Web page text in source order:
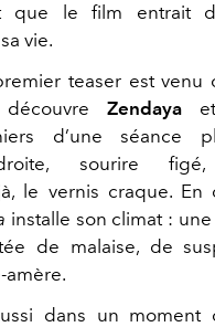
que le film entrait
vie.
teaser est venu
Zendaya
d’une séance
sourire
le vernis craque. En
installe son climat :
de malaise, de
amère.
dans un moment